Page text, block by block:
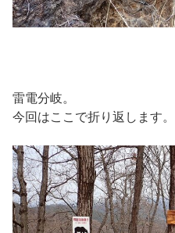
雷電分岐。
今回はここで折り返します。